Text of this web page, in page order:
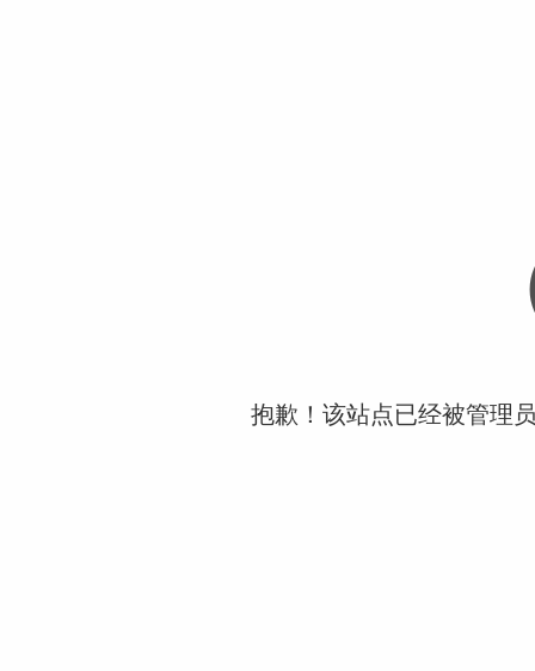
抱歉！该站点已经被管理